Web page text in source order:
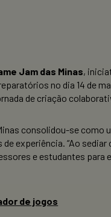
Jam das Minas,
no dia 14 de
de criação
consolidou-se
experiência. “Ao
e estudantes
de jogos